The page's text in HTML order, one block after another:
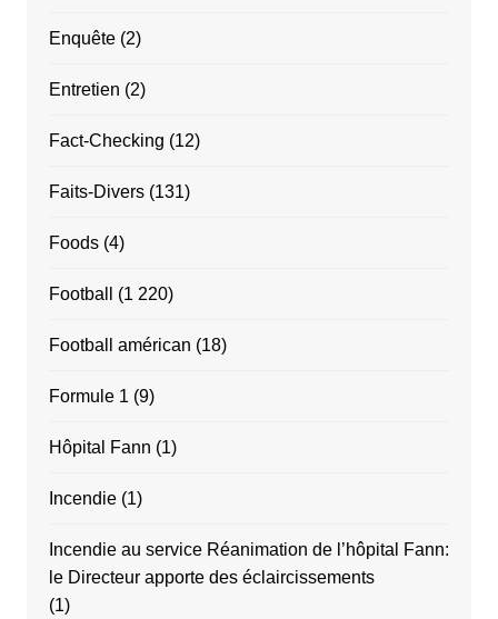
Enquête(2)
Entretien (2)
Fact-Checking (12)
Faits-Divers(131)
Foods(4)
Football (1 220)
Football américan (18)
Formule 1 (9)
Hôpital Fann (1)
Incendie(1)
Incendie au service Réanimation de l’hôpital Fann:
le Directeur apporte des éclaircissements
(1)